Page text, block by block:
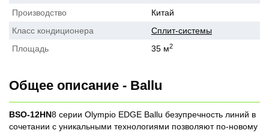
Производство
Китай
Класс кондиционера
Сплит-системы
Площадь
35 м2
Общее описание - Ballu
BSO-12HN8 серии Olympio EDGE Ballu безупречность линий в
сочетании с уникальными технологиями позволяют по-новому